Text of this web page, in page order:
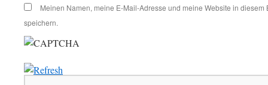
Meinen Namen, meine E-Mail-Adresse und meine Website in
speichern.